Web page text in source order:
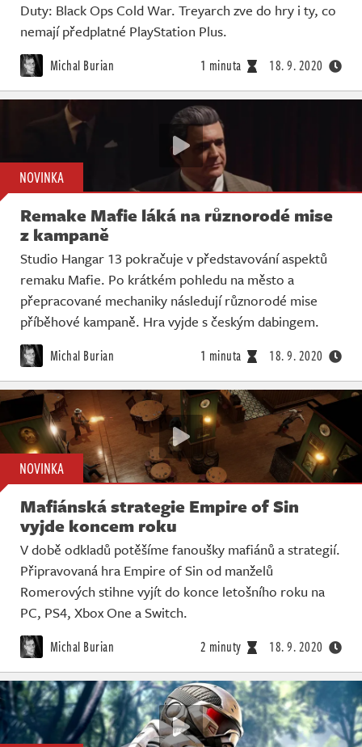
Duty: Black Ops Cold War. Treyarch zve do hry i ty, co
nemají předplatné PlayStation Plus.
Michal Burian 1 minuta 18. 9. 2020
NOVINKA
Remake Mafie láká na různorodé mise
z kampaně
Studio Hangar 13 pokračuje v představování aspektů
remaku Mafie. Po krátkém pohledu na město a
přepracované mechaniky následují různorodé mise
příběhové kampaně. Hra vyjde s českým dabingem.
Michal Burian 1 minuta 18. 9. 2020
NOVINKA
Mafiánská strategie Empire of Sin
vyjde koncem roku
V době odkladů potěšíme fanoušky mafiánů a strategií.
Připravovaná hra Empire of Sin od manželů
Romerových stihne vyjít do konce letošního roku na
PC, PS4, Xbox One a Switch.
Michal Burian 2 minuty 18. 9. 2020